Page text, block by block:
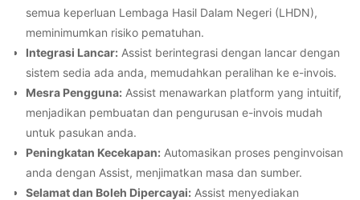
semua keperluan Lembaga Hasil Dalam Negeri (LHDN),
meminimumkan risiko pematuhan.
Integrasi Lancar: Assist berintegrasi dengan lancar dengan
sistem sedia ada anda, memudahkan peralihan ke e-invois.
Mesra Pengguna: Assist menawarkan platform yang intuitif,
menjadikan pembuatan dan pengurusan e-invois mudah
untuk pasukan anda.
Peningkatan Kecekapan: Automasikan proses penginvoisan
anda dengan Assist, menjimatkan masa dan sumber.
Selamat dan Boleh Dipercayai: Assist menyediakan